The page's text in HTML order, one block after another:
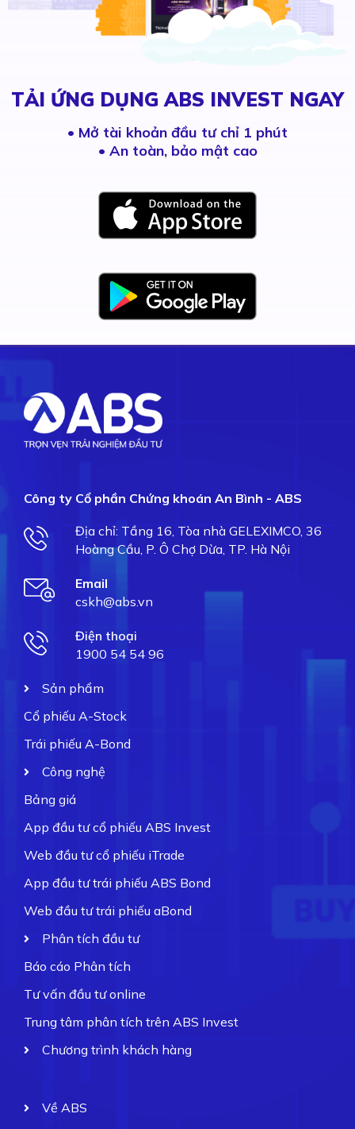
TẢI ỨNG DỤNG ABS INVEST NGAY
• Mở tài khoản đầu tư chỉ 1 phút
• An toàn, bảo mật cao
Công ty Cổ phần Chứng khoán An Bình - ABS
Địa chỉ: Tầng 16, Tòa nhà GELEXIMCO, 36
Hoàng Cầu, P. Ô Chợ Dừa, TP. Hà Nội
Email
cskh@abs.vn
Điện thoại
1900 54 54 96
Sản phẩm
Cổ phiếu A-Stock
Trái phiếu A-Bond
Công nghệ
Bảng giá
App đầu tư cổ phiếu ABS Invest
Web đầu tư cổ phiếu iTrade
App đầu tư trái phiếu ABS Bond
Web đầu tư trái phiếu aBond
Phân tích đầu tư
Báo cáo Phân tích
Tư vấn đầu tư online
Trung tâm phân tích trên ABS Invest
Chương trình khách hàng
Về ABS